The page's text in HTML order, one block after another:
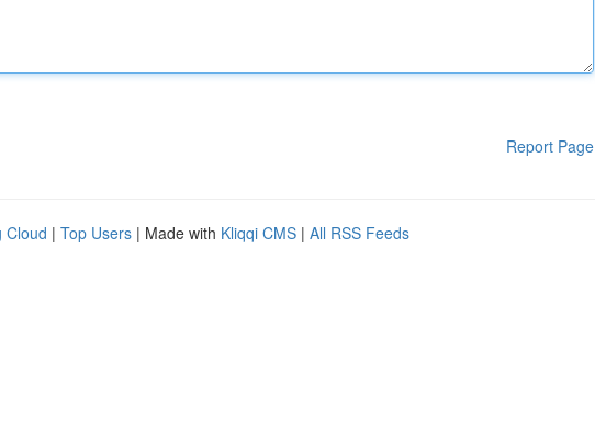
Report Page
Cloud | Top Users | Made with Kliqqi CMS | All RSS Feeds